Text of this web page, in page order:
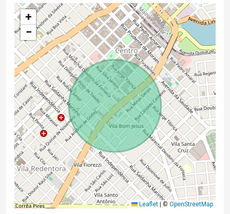
+
−
Leaflet |© OpenStreetMap